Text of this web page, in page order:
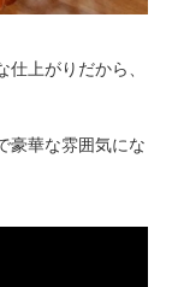
上がりだから、
豪華な雰囲気にな